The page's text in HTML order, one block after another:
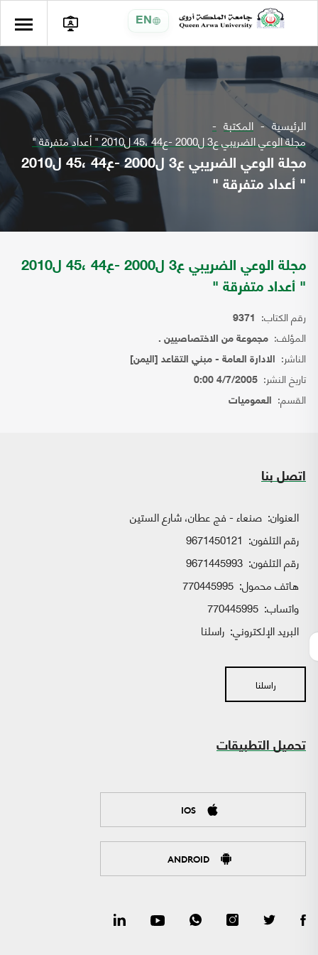
EN
الرئيسية المكتبة
مجلة الوعي الضريبي ع3 ل2000 -ع44 ،45 ل2010 " أعداد متفرقة "
مجلة الوعي الضريبي ع3 ل2000 -ع44 ،45 ل2010
" أعداد متفرقة "
مجلة الوعي الضريبي ع3 ل2000 -ع44 ،45 ل2010
" أعداد متفرقة "
رقم الكتاب: 9371
المؤلف: مجموعة من الاختصاصيين .
الناشر: الادارة العامة - مبني التقاعد [اليمن]
تاريخ النشر: 4/7/2005 0:00
القسم: العموميات
اتصل بنا
العنوان: صنعاء - فج عطان، شارع الستين
رقم التلفون: 9671450121
رقم التلفون: 9671445993
هاتف محمول: 770445995
واتساب:
البريد الإلكتروني: راسلنا
راسلنا
تحميل التطبيقات
IOS
ANDROID